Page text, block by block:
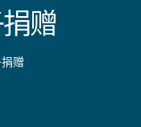
赠
赠